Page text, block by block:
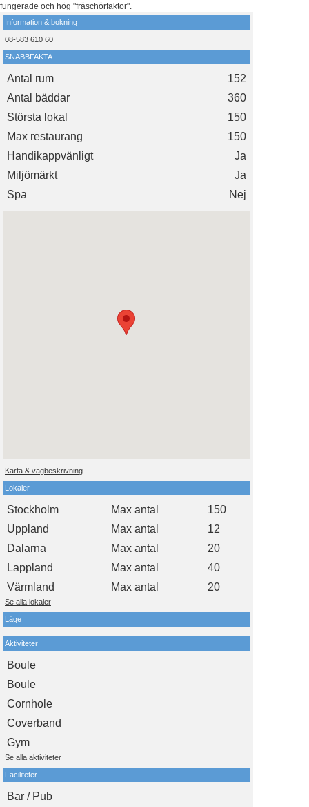
fungerade och hög "fräschörfaktor".
Information & bokning
08-583 610 60
SNABBFAKTA
Antal rum
152
Antal bäddar
360
Största lokal
150
Max restaurang
150
Handikappvänligt
Ja
Miljömärkt
Ja
Spa
Nej
Karta & vägbeskrivning
Lokaler
Stockholm Max antal
150
Uppland
Max antal
12
Dalarna
Max antal
20
Lappland
Max antal
40
Värmland
Max antal 20
Se alla lokaler
Läge
Aktiviteter
Boule
Boule
Cornhole
Coverband
Gym
Se alla aktiviteter
Faciliteter
Bar / Pub